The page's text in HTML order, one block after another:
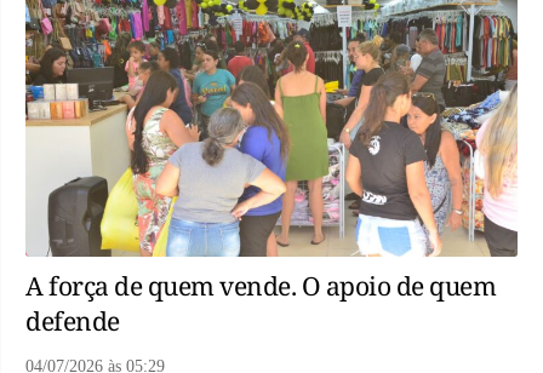
A força de quem vende. O apoio de quem
defende
04/07/2026 às 05:29